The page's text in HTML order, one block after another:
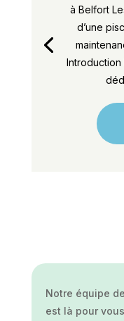
à Belfort
d’une
Notre équipe
est là pour